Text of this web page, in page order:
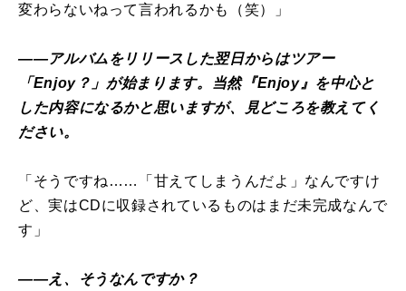
変わらないねって言われるかも（笑）」
――アルバムをリリースした翌日からはツアー
「Enjoy？」が始まります。当然『Enjoy』を中心と
した内容になるかと思いますが、見どころを教えてく
ださい。
「そうですね……「甘えてしまうんだよ」なんですけ
ど、実はCDに収録されているものはまだ未完成なんで
す」
――え、そうなんですか？